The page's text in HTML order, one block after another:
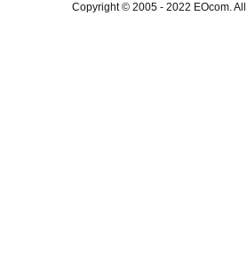
Copyright © 2005 - 2022 EOcom.